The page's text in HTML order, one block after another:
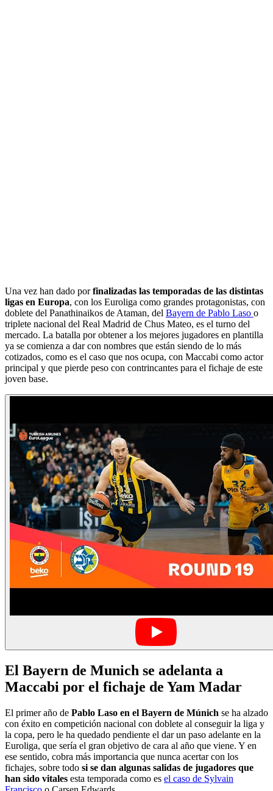
Una vez han dado porfinalizadas las temporadas de las distintas
ligas en Europa, con los Euroliga como grandes protagonistas, con
doblete del Panathinaikos de Ataman, del Bayern de Pablo Laso o
triplete nacional del Real Madrid de Chus Mateo, es el turno del
mercado. La batalla por obtener a los mejores jugadores en plantilla
ya se comienza a dar con nombres que están siendo de lo más
cotizados, como es el caso que nos ocupa, con Maccabi como actor
principal y que pierde peso con contrincantes para el fichaje de este
joven base.
El Bayern de Munich se adelanta a
Maccabi por el fichaje de Yam Madar
El primer año de Pablo Laso en el Bayern de Múnich se ha alzado
con éxito en competición nacional con doblete al conseguir la liga y
la copa, pero le ha quedado pendiente el dar un paso adelante en la
Euroliga, que sería el gran objetivo de cara al año que viene. Y en
ese sentido, cobra más importancia que nunca acertar con los
fichajes, sobre todo si se dan algunas salidas de jugadores que
han sido vitales esta temporada como es el caso de Sylvain